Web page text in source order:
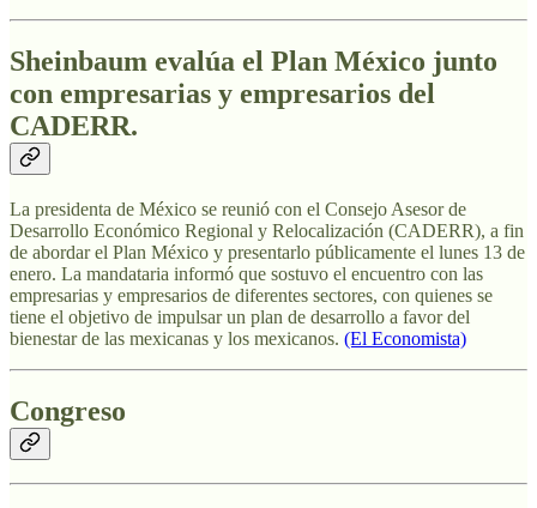
Sheinbaum evalúa el Plan México junto
con empresarias y empresarios del
CADERR.
La presidenta de México se reunió con el Consejo Asesor de
Desarrollo Económico Regional y Relocalización (CADERR), a fin
de abordar el Plan México y presentarlo públicamente el lunes 13 de
enero. La mandataria informó que sostuvo el encuentro con las
empresarias y empresarios de diferentes sectores, con quienes se
tiene el objetivo de impulsar un plan de desarrollo a favor del
bienestar de las mexicanas y los mexicanos. (El Economista)
Congreso